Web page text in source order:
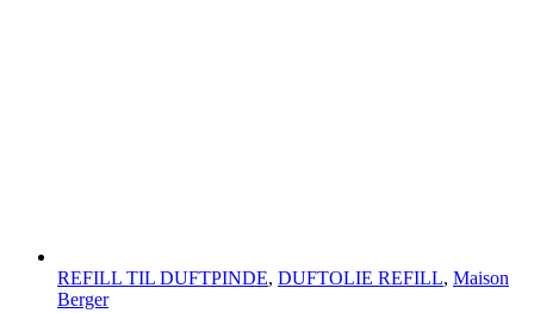
REFILL TIL DUFTPINDE, DUFTOLIE REFILL, Maison
Berger